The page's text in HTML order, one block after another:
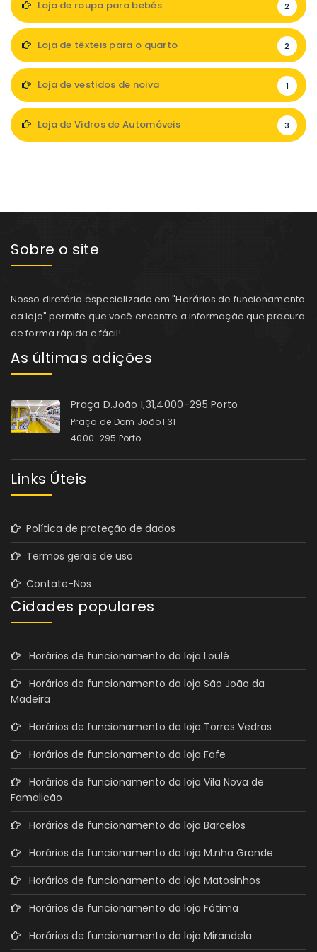
Loja de roupa para bebés 2
Loja de têxteis para o quarto 2
Loja de vestidos de noiva 1
Loja de Vidros de Automóveis 3
Sobre o site
Nosso diretório especializado em "Horários de funcionamento
da loja" permite que você encontre a informação que procura
de forma rápida e fácil!
As últimas adições
Praça D.João I,31,4000-295 Porto
Praça de Dom João I 31
4000-295 Porto
Links Úteis
Política de proteção de dados
Termos gerais de uso
Contate-Nos
Cidades populares
Horários de funcionamento da loja Loulé
Horários de funcionamento da loja São João da
Madeira
Horários de funcionamento da loja Torres Vedras
Horários de funcionamento da loja Fafe
Horários de funcionamento da loja Vila Nova de
Famalicão
Horários de funcionamento da loja Barcelos
Horários de funcionamento da loja M.nha Grande
Horários de funcionamento da loja Matosinhos
Horários de funcionamento da loja Fátima
Horários de funcionamento da loja Mirandela